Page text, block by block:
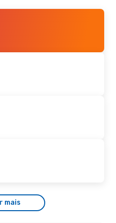
mais